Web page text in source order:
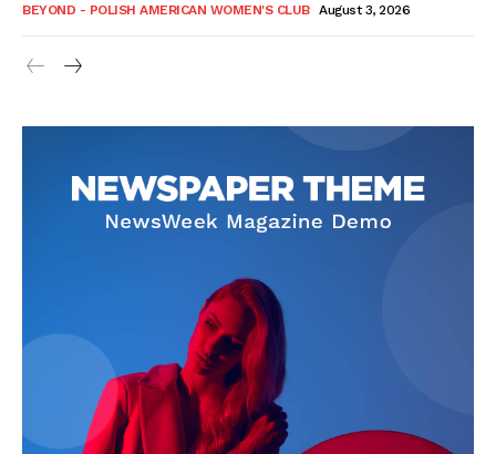
BEYOND - POLISH AMERICAN WOMEN'S CLUB August 3, 2026